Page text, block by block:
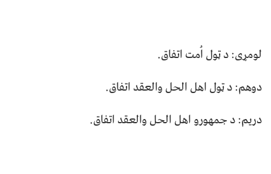
لومړی: د ټول اُمت اتفاق.
دوهم: د ټول اهل الحل والعقد اتفاق.
دریم: د جمهورو اهل الحل والعقد اتفاق.